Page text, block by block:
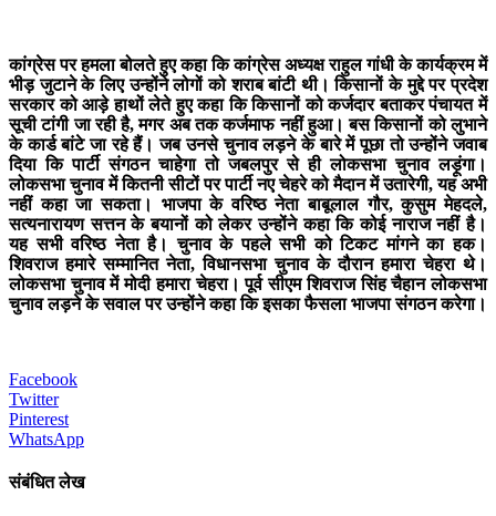
कांग्रेस पर हमला बोलते हुए कहा कि कांग्रेस अध्यक्ष राहुल गांधी के कार्यक्रम में
भीड़ जुटाने के लिए उन्होंने लोगों को शराब बांटी थी। किसानों के मुद्दे पर प्रदेश
सरकार को आड़े हाथों लेते हुए कहा कि किसानों को कर्जदार बताकर पंचायत में
सूची टांगी जा रही है, मगर अब तक कर्जमाफ नहीं हुआ। बस किसानों को लुभाने
के कार्ड बांटे जा रहे हैं। जब उनसे चुनाव लड़ने के बारे में पूछा तो उन्होंने जवाब
दिया कि पार्टी संगठन चाहेगा तो जबलपुर से ही लोकसभा चुनाव लड़ूंगा।
लोकसभा चुनाव में कितनी सीटों पर पार्टी नए चेहरे को मैदान में उतारेगी, यह अभी
नहीं कहा जा सकता। भाजपा के वरिष्ठ नेता बाबूलाल गौर, कुसुम मेहदले,
सत्यनारायण सत्तन के बयानों को लेकर उन्होंने कहा कि कोई नाराज नहीं है।
यह सभी वरिष्ठ नेता है। चुनाव के पहले सभी को टिकट मांगने का हक।
शिवराज हमारे सम्मानित नेता, विधानसभा चुनाव के दौरान हमारा चेहरा थे।
लोकसभा चुनाव में मोदी हमारा चेहरा। पूर्व सीएम शिवराज सिंह चैहान लोकसभा
चुनाव लड़ने के सवाल पर उन्होंने कहा कि इसका फैसला भाजपा संगठन करेगा।
Facebook
Twitter
Pinterest
WhatsApp
संबंधित लेख